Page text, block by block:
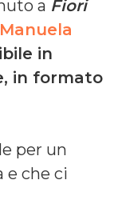
a Fiori
Manuela
in
in formato
per un
e che ci